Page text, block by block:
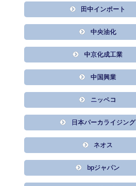
田中インポート
中央油化
中京化成工業
中国興業
ニッペコ
日本パーカライジング
ネオス
bpジャパン